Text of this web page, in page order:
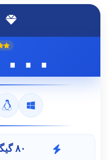
۸۰ گیگابایت ترافیک